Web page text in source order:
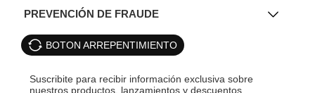
PREVENCIÓN DE FRAUDE
BOTON ARREPENTIMIENTO